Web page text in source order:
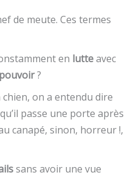
de meute. Ces termes
en lutteavec
pouvoir?
chien, on a entendu dire
passe une porte après
canapé, sinon, horreur !,
sans avoir une vue